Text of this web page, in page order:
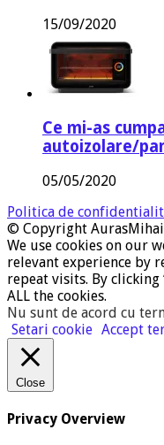
15/09/2020
Ce mi-as
autoizolare/
05/05/2020
Politica de
© Copyright
We use cookies on our
relevant experience by
repeat visits. By clicking
ALL the cookies.
Nu sunt de acord cu
Setari cookie Accept
Close
Privacy Overview